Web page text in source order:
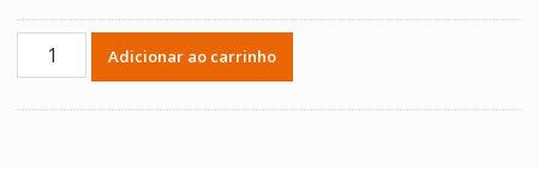
Bateria
Adicionar ao carrinho